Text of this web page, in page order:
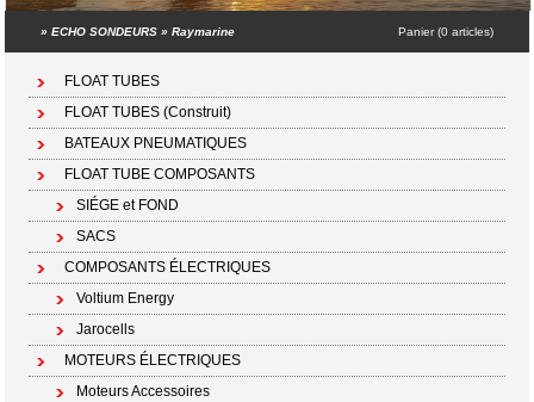
»ECHO SONDEURS »Raymarine Panier (0 articles)
FLOAT TUBES
FLOAT TUBES (Construit)
BATEAUX PNEUMATIQUES
FLOAT TUBE COMPOSANTS
SIÉGE et FOND
SACS
COMPOSANTS ÉLECTRIQUES
Voltium Energy
Jarocells
MOTEURS ÉLECTRIQUES
Moteurs Accessoires